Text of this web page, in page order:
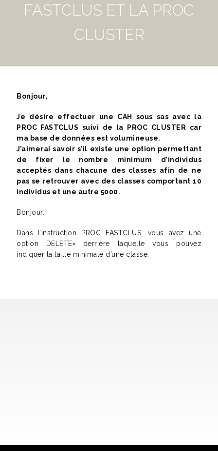
FASTCLUS ET LA PROC
CLUSTER
Bonjour,
Je désire effectuer une CAH sous sas avec la
PROC FASTCLUS suivi de la PROC CLUSTER car
ma base de données est volumineuse.
J’aimerai savoir s’il existe une option permettant
de fixer le nombre minimum d’individus
acceptés dans chacune des classes afin de ne
pas se retrouver avec des classes comportant 10
individus et une autre 5000.
Bonjour.
Dans l’instruction PROC FASTCLUS, vous avez une
option DELETE= derrière laquelle vous pouvez
indiquer la taille minimale d’une classe.